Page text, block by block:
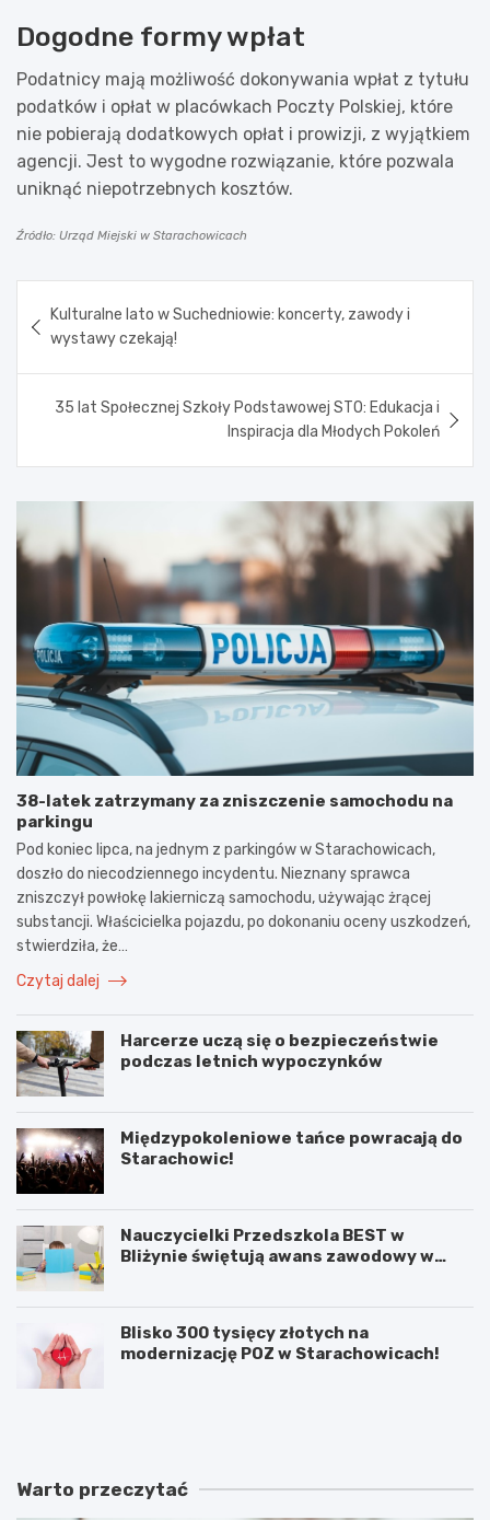
Dogodne formy wpłat
Podatnicy mają możliwość dokonywania wpłat z tytułu
podatków i opłat w placówkach Poczty Polskiej, które
nie pobierają dodatkowych opłat i prowizji, z wyjątkiem
agencji. Jest to wygodne rozwiązanie, które pozwala
uniknąć niepotrzebnych kosztów.
Źródło: Urząd Miejski w Starachowicach
wpisu
Kulturalne lato w Suchedniowie: koncerty, zawody i
wystawy czekają!
35 lat Społecznej Szkoły Podstawowej STO: Edukacja i
Inspiracja dla Młodych Pokoleń
38-latek zatrzymany za zniszczenie samochodu na
parkingu
Pod koniec lipca, na jednym z parkingów w Starachowicach,
doszło do niecodziennego incydentu. Nieznany sprawca
zniszczył powłokę lakierniczą samochodu, używając żrącej
substancji. Właścicielka pojazdu, po dokonaniu oceny uszkodzeń,
stwierdziła, że…
Czytaj dalej
Harcerze uczą się o bezpieczeństwie
podczas letnich wypoczynków
Międzypokoleniowe tańce powracają do
Starachowic!
Nauczycielki Przedszkola BEST w
Bliżynie świętują awans zawodowy w
Blisko 300 tysięcy złotych na
modernizację POZ w Starachowicach!
y
o
Warto przeczytać